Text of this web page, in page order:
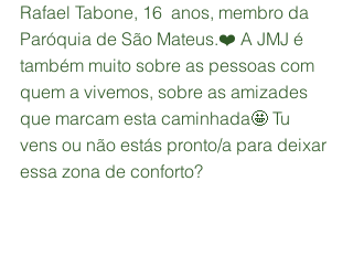
Rafael Tabone, 16  anos, membro da
Paróquia de São Mateus.❤️ A JMJ é
também muito sobre as pessoas com
quem a vivemos, sobre as amizades
que marcam esta caminhada🤩 Tu
vens ou não estás pronto/a para deixar
essa zona de conforto?